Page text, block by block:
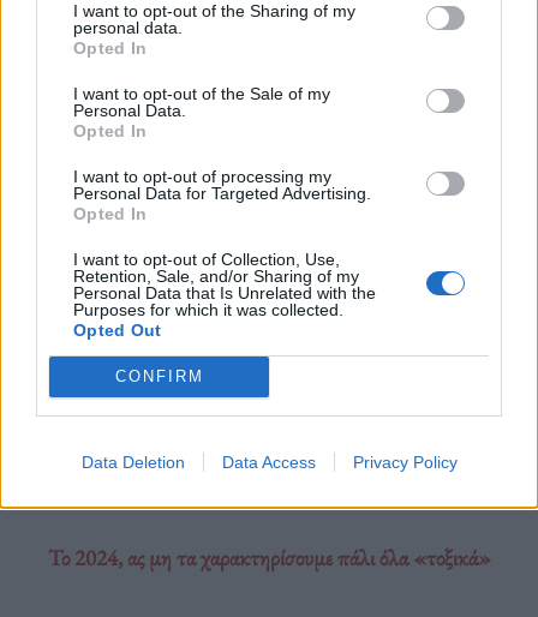
I want to opt-out of the Sharing of my
personal data.
Opted In
I want to opt-out of the Sale of my
Personal Data.
Opted In
I want to opt-out of processing my
Personal Data for Targeted Advertising.
Opted In
I want to opt-out of Collection, Use,
Retention, Sale, and/or Sharing of my
Personal Data that Is Unrelated with the
Purposes for which it was collected.
Opted Out
CONFIRM
Data Deletion Data Access Privacy Policy
στις ερωτικές σχέσεις, έτσι και στις φιλικές,
υπάρχουν σημάδια που υποδηλώνουν τοξικότητα
και προβλήματα.
Διαβάστε περισσότερα
Δημοσιεύθηκε σε Τρόπος Ζωής |Taggedred flags,προβληματα,
Τοξικότητα,φιλία,φιλικές σχέσεις
Απόψεις
Το 2024, ας μη τα χαρακτηρίσουμε πάλι όλα «τοξικά»